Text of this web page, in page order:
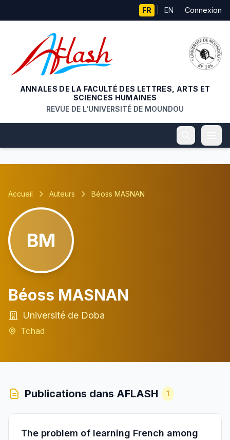
FR EN Connexion
ANNALES DE LA FACULTÉ DES LETTRES, ARTS ET
SCIENCES HUMAINES
REVUE DE L'UNIVERSITÉ DE MOUNDOU
Accueil Auteurs Béoss MASNAN
BM
Béoss MASNAN
Université de Doba
Tchad
Publications dans AFLASH 1
The problem of learning French among